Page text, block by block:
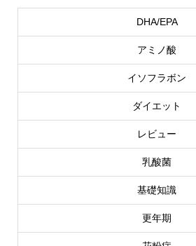
DHA/EPA
アミノ酸
イソフラボン
ダイエット
レビュー
乳酸菌
基礎知識
更年期